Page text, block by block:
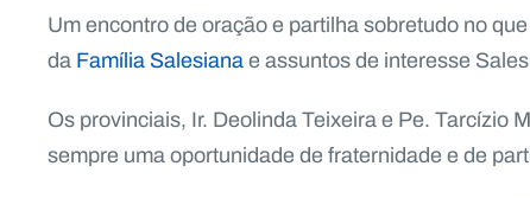
Um encontro de oração e partilha sobretudo no
daFamília Salesianae assuntos de interesse
Os provinciais, Ir. Deolinda Teixeira e Pe. Tarcízio
sempre uma oportunidade de fraternidade e de